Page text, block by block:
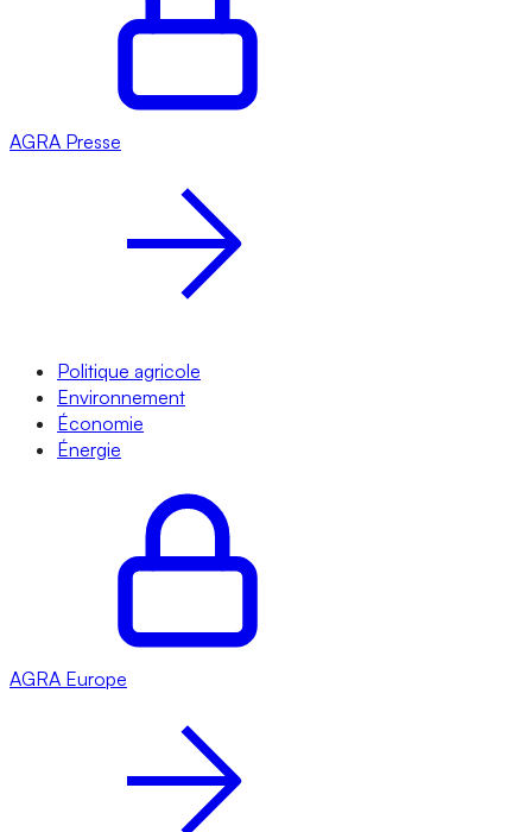
AGRA Presse
Politique agricole
Environnement
Économie
Énergie
AGRA Europe